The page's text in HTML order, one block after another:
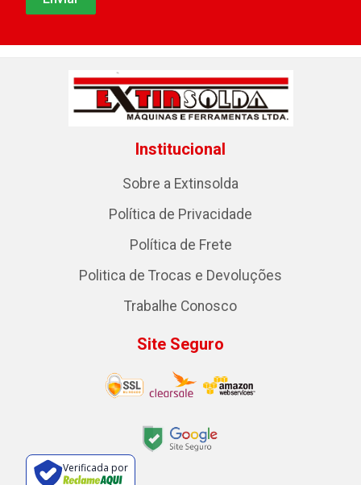
Institucional
Sobre a Extinsolda
Política de Privacidade
Política de Frete
Politica de Trocas e Devoluções
Trabalhe Conosco
Site Seguro
Verificada por